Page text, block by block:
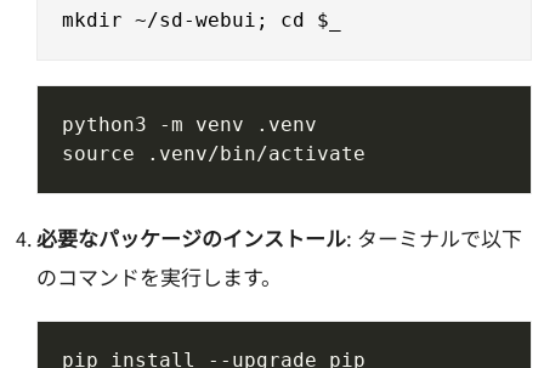
必要なパッケージのインストール: ターミナルで以下
のコマンドを実行します。